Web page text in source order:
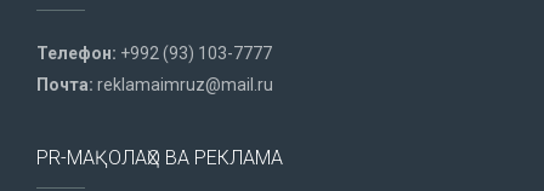
Телефон: +992 (93) 103-7777
Почта: reklamaimruz@mail.ru
PR-МАҚОЛАҲО ВА РЕКЛАМА